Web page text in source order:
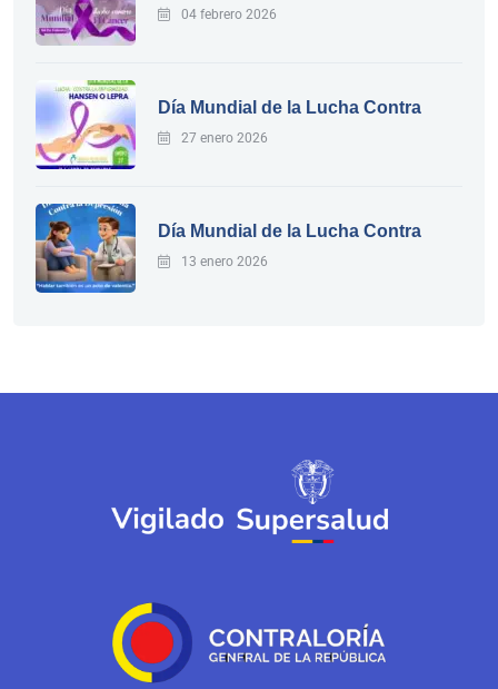
04 febrero 2026
Día Mundial de la Lucha Contra
27 enero 2026
Día Mundial de la Lucha Contra
13 enero 2026